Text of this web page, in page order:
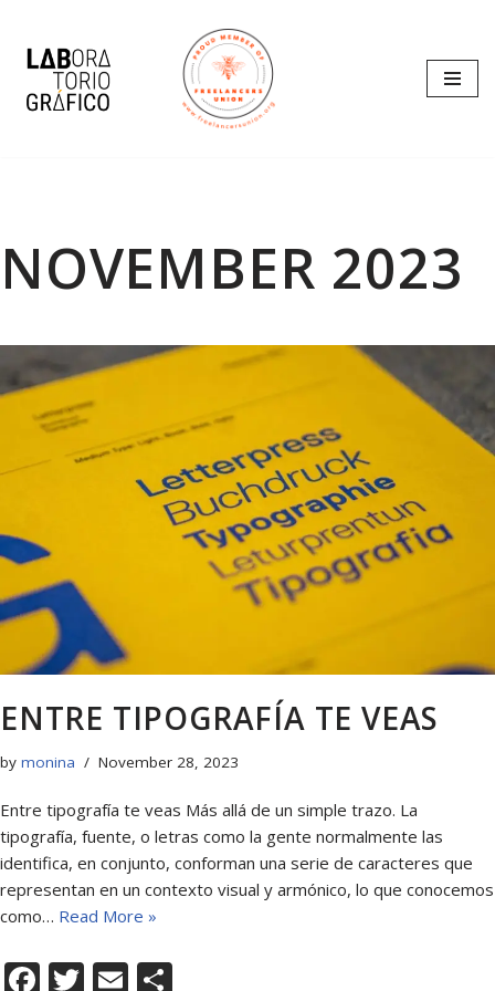
Skip
content
NOVEMBER 2023
ENTRE TIPOGRAFÍA TE VEAS
by monina November 28, 2023
Entre tipografía te veas Más allá de un simple trazo. La
tipografía, fuente, o letras como la gente normalmente las
identifica, en conjunto, conforman una serie de caracteres que
representan en un contexto visual y armónico, lo que conocemos
como… Read More »
F T E